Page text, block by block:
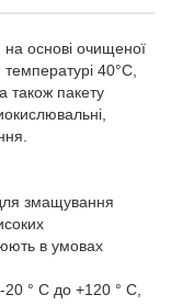
основі очищеної
40°C,
також пакету
змащування
в умовах
° C до +120 ° C,